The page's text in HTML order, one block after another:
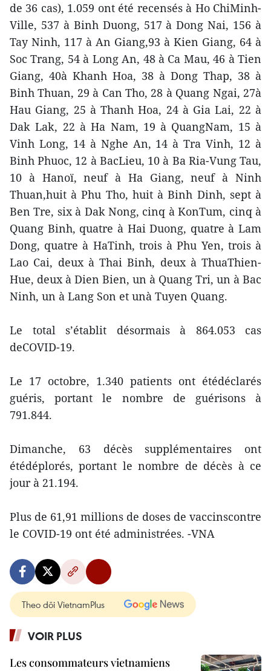
de 36 cas), 1.059 ont été recensés à Ho ChiMinh-
Ville, 537 à Binh Duong, 517 à Dong Nai, 156 à
Tay Ninh, 117 à An Giang,93 à Kien Giang, 64 à
Soc Trang, 54 à Long An, 48 à Ca Mau, 46 à Tien
Giang, 40à Khanh Hoa, 38 à Dong Thap, 38 à
Binh Thuan, 29 à Can Tho, 28 à Quang Ngai, 27à
Hau Giang, 25 à Thanh Hoa, 24 à Gia Lai, 22 à
Dak Lak, 22 à Ha Nam, 19 à QuangNam, 15 à
Vinh Long, 14 à Nghe An, 14 à Tra Vinh, 12 à
Binh Phuoc, 12 à BacLieu, 10 à Ba Ria-Vung Tau,
10 à Hanoï, neuf à Ha Giang, neuf à Ninh
Thuan,huit à Phu Tho, huit à Binh Dinh, sept à
Ben Tre, six à Dak Nong, cinq à KonTum, cinq à
Quang Binh, quatre à Hai Duong, quatre à Lam
Dong, quatre à HaTinh, trois à Phu Yen, trois à
Lao Cai, deux à Thai Binh, deux à ThuaThien-
Hue, deux à Dien Bien, un à Quang Tri, un à Bac
Ninh, un à Lang Son et unà Tuyen Quang.
Le total s’établit désormais à 864.053 cas
deCOVID-19.
Le 17 octobre, 1.340 patients ont étédéclarés
guéris, portant le nombre de guérisons à
791.844.
Dimanche, 63 décès supplémentaires ont
étédéplorés, portant le nombre de décès à ce
jour à 21.194.
Plus de 61,91 millions de doses de vaccinscontre
le COVID-19 ont été administrées. -VNA
Theo dõi VietnamPlus
VOIR PLUS
Les consommateurs vietnamiens